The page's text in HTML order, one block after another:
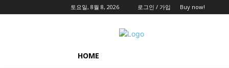
토요일, 8월 8, 2026 로그인 / 가입 Buy now!
HOME